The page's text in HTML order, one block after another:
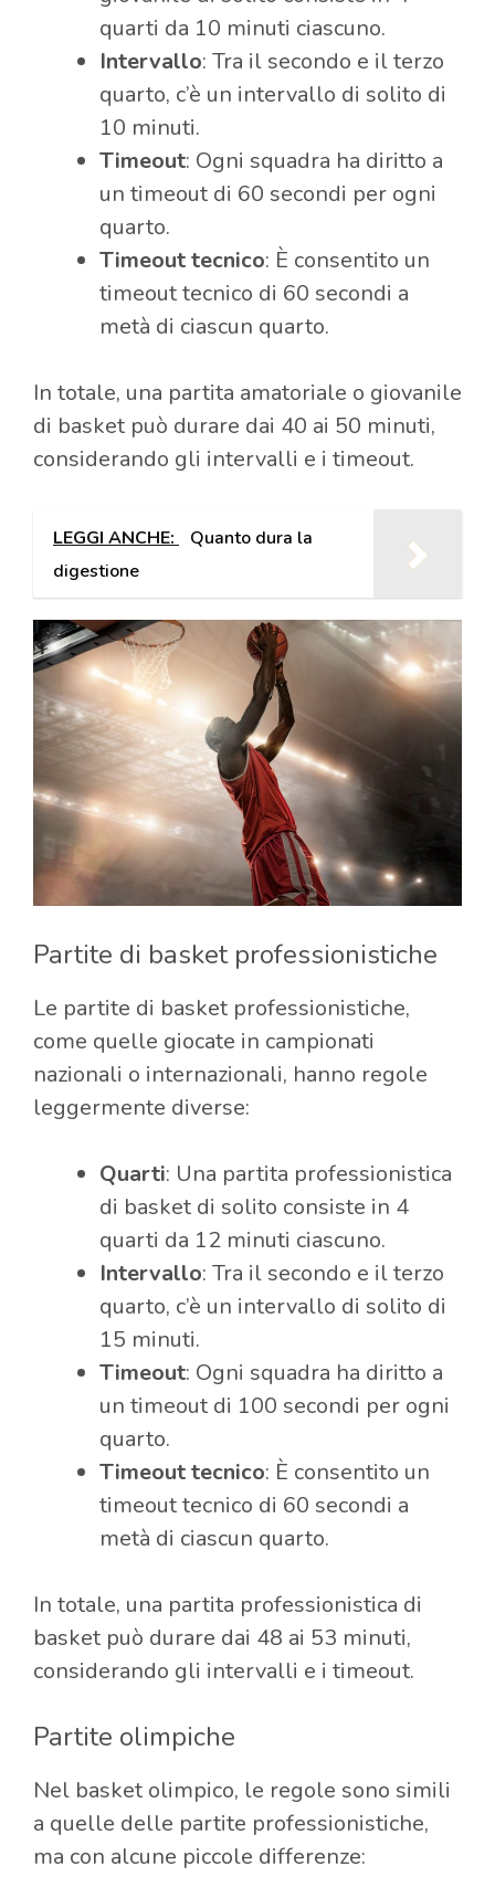
quarti da 10 minuti ciascuno.
Intervallo: Tra il secondo e il terzo
quarto, c’è un intervallo di solito di
10 minuti.
Timeout: Ogni squadra ha diritto a
un timeout di 60 secondi per ogni
quarto.
Timeout tecnico: È consentito un
timeout tecnico di 60 secondi a
metà di ciascun quarto.
In totale, una partita amatoriale o giovanile
di basket può durare dai 40 ai 50 minuti,
considerando gli intervalli e i timeout.
LEGGI ANCHE: Quanto dura la
digestione
Partite di basket professionistiche
Le partite di basket professionistiche,
come quelle giocate in campionati
nazionali o internazionali, hanno regole
leggermente diverse:
Quarti: Una partita professionistica
di basket di solito consiste in 4
quarti da 12 minuti ciascuno.
Intervallo: Tra il secondo e il terzo
quarto, c’è un intervallo di solito di
15 minuti.
Timeout: Ogni squadra ha diritto a
un timeout di 100 secondi per ogni
quarto.
Timeout tecnico: È consentito un
timeout tecnico di 60 secondi a
metà di ciascun quarto.
In totale, una partita professionistica di
basket può durare dai 48 ai 53 minuti,
considerando gli intervalli e i timeout.
Partite olimpiche
Nel basket olimpico, le regole sono simili
a quelle delle partite professionistiche,
ma con alcune piccole differenze: